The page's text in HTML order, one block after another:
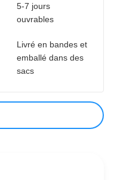
5-7 jours
ouvrables
Livré en bandes et
emballé dans des
sacs